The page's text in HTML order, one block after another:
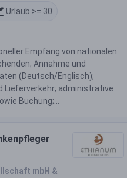
Urlaub >= 30
Empfang von nationalen
Annahme und
(Deutsch/Englisch);
Lieferverkehr; administrative
Buchung;...
mbH &